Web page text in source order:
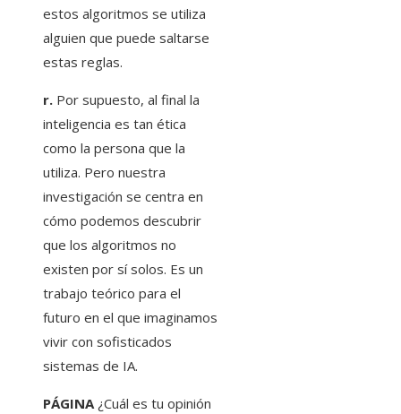
estos algoritmos se utiliza
alguien que puede saltarse
estas reglas.
r. Por supuesto, al final la
inteligencia es tan ética
como la persona que la
utiliza. Pero nuestra
investigación se centra en
cómo podemos descubrir
que los algoritmos no
existen por sí solos. Es un
trabajo teórico para el
futuro en el que imaginamos
vivir con sofisticados
sistemas de IA.
PÁGINA¿Cuál es tu opinión